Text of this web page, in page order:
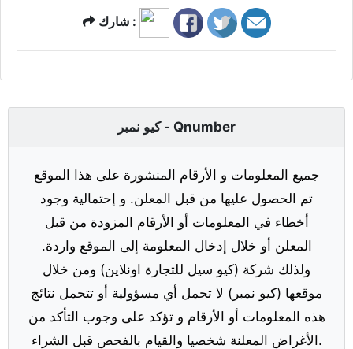
شارك :
كيو نمبر - Qnumber
جميع المعلومات و الأرقام المنشورة على هذا الموقع
تم الحصول عليها من قبل المعلن. و إحتمالية وجود
أخطاء في المعلومات أو الأرقام المزودة من قبل
المعلن أو خلال إدخال المعلومة إلى الموقع واردة.
ولذلك شركة (كيو سيل للتجارة اونلاين) ومن خلال
موقعها (كيو نمبر) لا تحمل أي مسؤولية أو تتحمل نتائج
هذه المعلومات أو الأرقام و تؤكد على وجوب التأكد من
الأغراض المعلنة شخصيا والقيام بالفحص قبل الشراء.